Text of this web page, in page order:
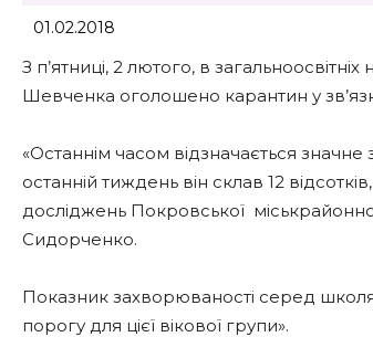
01.02.2018
З п’ятниці, 2 лютого, в
Шевченка оголошено карантин у
«Останнім часом відзначається значне
останній тиждень він склав 12
досліджень Покровської
Сидорченко.
Показник захворюваності серед
порогу для цієї вікової групи».